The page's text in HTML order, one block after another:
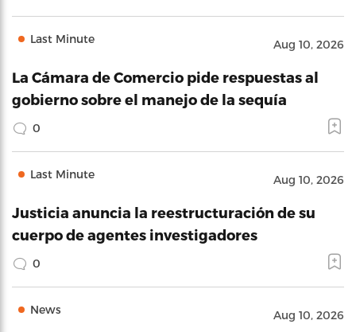
Last Minute Aug 10, 2026
La Cámara de Comercio pide respuestas al
gobierno sobre el manejo de la sequía
0
Last Minute Aug 10, 2026
Justicia anuncia la reestructuración de su
cuerpo de agentes investigadores
0
News Aug 10, 2026